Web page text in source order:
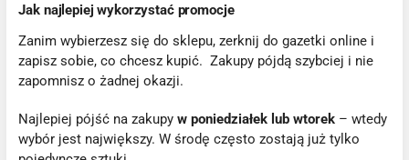
Jak najlepiej wykorzystać promocje
Zanim wybierzesz się do sklepu, zerknij do gazetki online i
zapisz sobie, co chcesz kupić. Zakupy pójdą szybciej i nie
zapomnisz o żadnej okazji.
Najlepiej pójść na zakupyw poniedziałek lub wtorek – wtedy
wybór jest największy. W środę często zostają już tylko